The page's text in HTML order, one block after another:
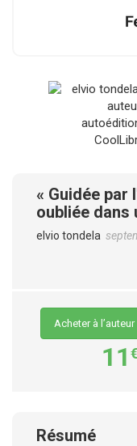
« Guidée par
oubliée dans
elvio tondela
Acheter à l’auteur
11 €
Résumé